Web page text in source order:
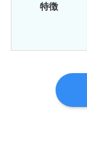
特徴